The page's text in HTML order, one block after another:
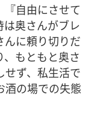
『自由にさせて
奥さんがブレ
んに頼り切りだ
もともと奥さ
せず、私生活で
酒の場での失態